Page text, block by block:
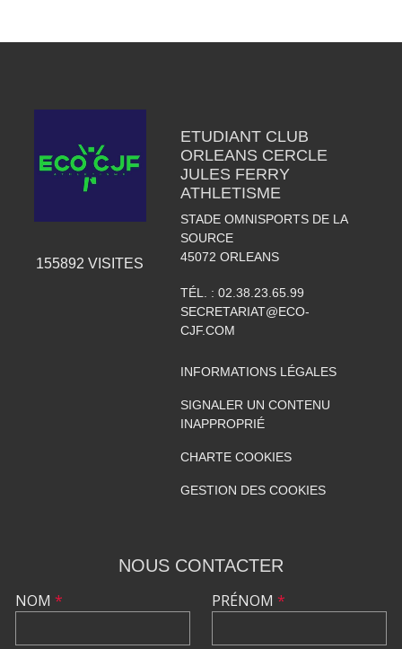
155892 VISITES
ETUDIANT CLUB
ORLEANS CERCLE
JULES FERRY
ATHLETISME
STADE OMNISPORTS DE LA
SOURCE
45072 ORLEANS
TÉL. : 02.38.23.65.99
SECRETARIAT@ECO-
CJF.COM
INFORMATIONS LÉGALES
SIGNALER UN CONTENU
INAPPROPRIÉ
CHARTE COOKIES
GESTION DES COOKIES
NOUS CONTACTER
NOM * PRÉNOM *